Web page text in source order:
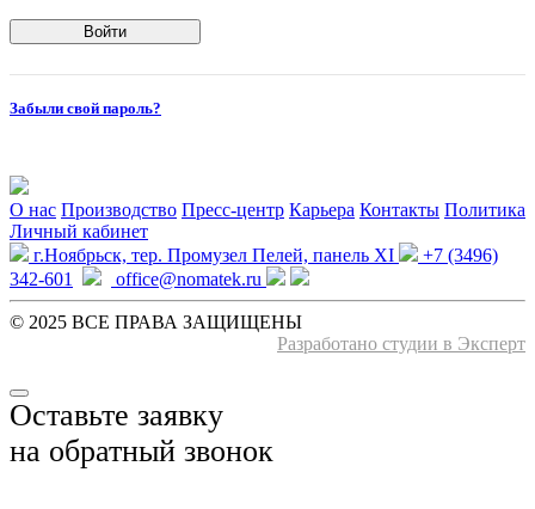
Забыли свой пароль?
О нас Производство Пресс-центр Карьера Контакты Политика
Личный кабинет
г.Ноябрьск, тер. Промузел Пелей, панель XI
+7 (3496)
342-601
office@nomatek.ru
© 2025 ВСЕ ПРАВА ЗАЩИЩЕНЫ️
Разработано студии в Эксперт
Оставьте заявку
на обратный звонок